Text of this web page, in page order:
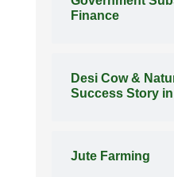
Finance
Desi Cow &
Success Story
Jute Farming